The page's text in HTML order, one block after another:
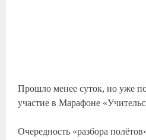
Прошло менее суток, но уже
участие в Марафоне
Очередность «разбора